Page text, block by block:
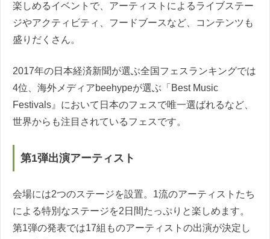
楽しめるイベントで、アーティストによるライブステー
ジやアクティビティ、フードブースなど、コンテンツも
盛りだくさん。
2017年の日本経済新聞が選ぶ全国フェスランキングでは
4位、海外メディアbeehypeが選ぶ「Best Music
Festivals』において日本のフェスで唯一選ばれるなど、
世界からも注目されているフェスです。
第1弾出演アーティスト
会場には2つのステージを設置。1流のアーティストたち
による特別なステージを2日間たっぷりと楽しめます。
第1弾の発表では17組ものアーティストの出演が決定し